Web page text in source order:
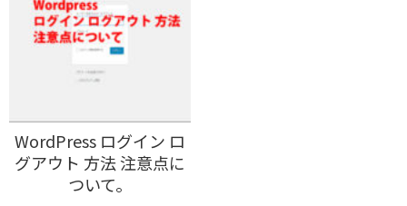
WordPress ログイン ロ
グアウト 方法 注意点に
ついて。